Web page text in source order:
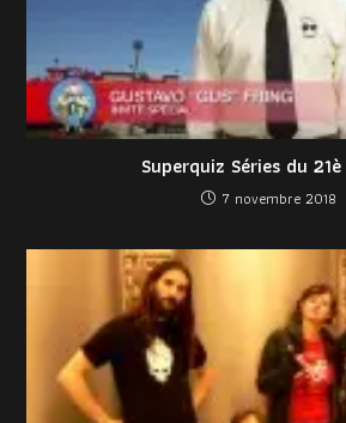
Superquiz Séries du
7 novembre 2018